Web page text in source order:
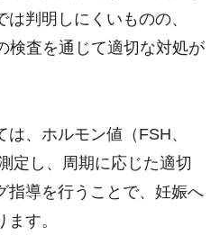
判明しにくいものの、
検査を通じて適切な対処が
、ホルモン値（FSH、
定し、周期に応じた適切
指導を行うことで、妊娠へ
す。